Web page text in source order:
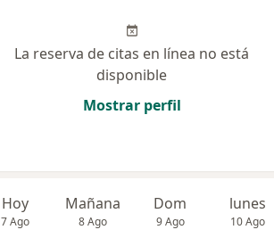
La reserva de citas en línea no está
disponible
Mostrar perfil
Hoy
7 Ago
Mañana
8 Ago
Dom
9 Ago
lunes
10 Ago